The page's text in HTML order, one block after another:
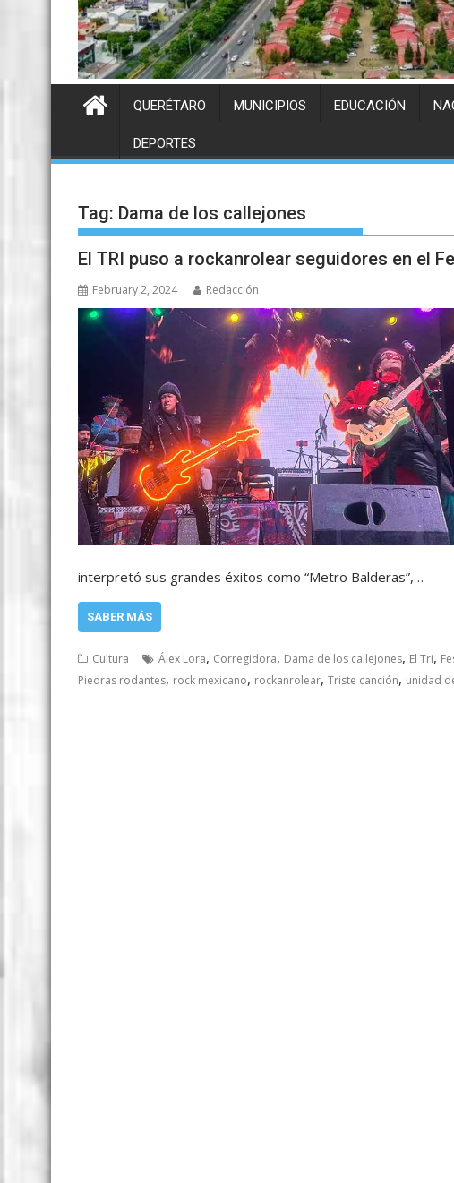
QUERÉTARO MUNICIPIOS EDUCACIÓN
DEPORTES
Tag: Dama de los callejones
El TRI puso a rockanrolear seguidores en el
February 2, 2024 Redacción
interpretó sus grandes éxitos como “Metro Balderas”,…
SABER MÁS
Cultura Álex Lora, Corregidora, Dama de los callejones, El Tri,
Piedras rodantes, rock mexicano, rockanrolear, Triste canción, unidad